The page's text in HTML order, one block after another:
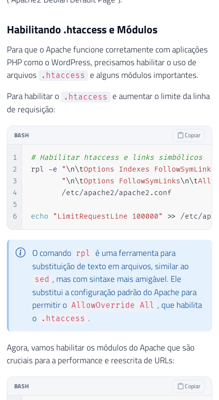
Habilitando .htaccess e Módulos
Para que o Apache funcione corretamente com aplicações
PHP como o WordPress, precisamos habilitar o uso de
arquivos
.htaccess
e alguns módulos importantes.
Para habilitar o
.htaccess
e aumentar o limite da linha
de requisição:
BASH Copiar
1
2
3
4
5
6
# Habilitar htaccess e links simbólicos
rpl -e "\n\tOptions Indexes FollowSymLinks
"\n\tOptions FollowSymLinks\n\t
       /etc/apache2/apache2.conf
echo "LimitRequestLine 100000" >> /etc/
O comando rpl
é uma ferramenta para
substituição de texto em arquivos, similar ao
sed , mas com sintaxe mais amigável. Ele
substitui a configuração padrão do Apache para
permitir o AllowOverride All , que habilita
o
.htaccess .
Agora, vamos habilitar os módulos do Apache que são
cruciais para a performance e reescrita de URLs:
BASH Copiar